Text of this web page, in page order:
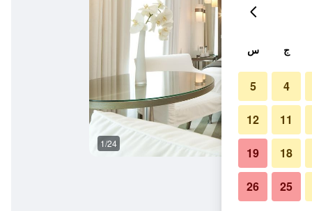
1/24
ج س
4
5
11
12
18
19
25
26